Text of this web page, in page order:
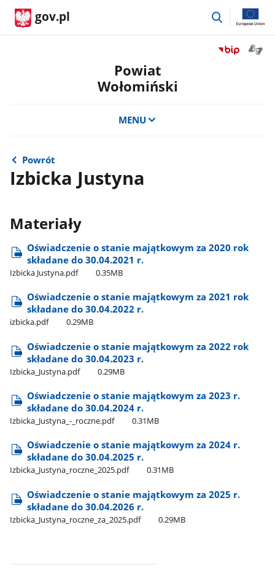
gov.pl
przejdź
Przejdź
Powiat
Wołomiński
MENU
Powrót
Izbicka Justyna
Materiały
Oświadczenie o stanie majątkowym za 2020 rok
składane do 30.04.2021 r.
Izbicka Justyna.pdf 0.35MB
Oświadczenie o stanie majątkowym za 2021 rok
składane do 30.04.2022 r.
izbicka.pdf 0.29MB
Oświadczenie o stanie majątkowym za 2022 rok
składane do 30.04.2023 r.
Izbicka​_Justyna.pdf 0.29MB
Oświadczenie o stanie majątkowym za 2023 r.
składane do 30.04.2024 r.
Izbicka​_Justyna​_-​_roczne.pdf 0.31MB
Oświadczenie o stanie majątkowym za 2024 r.
składane do 30.04.2025 r.
Izbicka​_Justyna​_roczne​_2025.pdf 0.31MB
Oświadczenie o stanie majątkowym za 2025 r.
składane do 30.04.2026 r.
Izbicka​_Justyna​_roczne​_za​_2025.pdf 0.29MB